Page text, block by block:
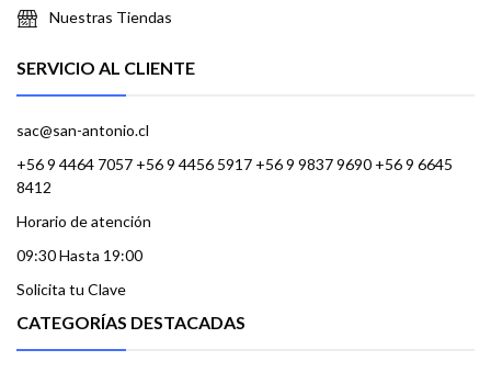
Nuestras Tiendas
SERVICIO AL CLIENTE
sac@san-antonio.cl
+56 9 4464 7057 +56 9 4456 5917 +56 9 9837 9690 +56 9 6645
8412
Horario de atención
09:30 Hasta 19:00
Solicita tu Clave
CATEGORÍAS DESTACADAS